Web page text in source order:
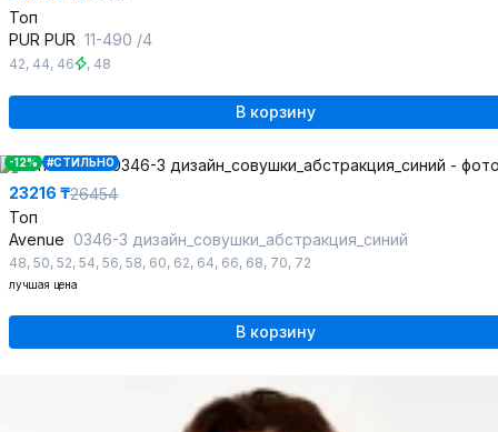
Топ
PUR PUR 11-490 /4
42, 44, 46 , 48
В корзину
-12% #СТИЛЬНО
23216 ₸26454
Топ
Avenue 0346-3 дизайн_совушки_абстракция_синий
48, 50, 52, 54, 56, 58, 60, 62, 64, 66, 68, 70, 72
лучшая цена
В корзину